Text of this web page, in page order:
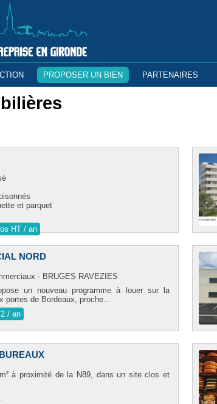
PROPOSER UN BIEN PARTENAIRES
et parquet
HT / an
NORD
- BRUGES RAVEZIES
un nouveau programme à louer sur la
portes de Bordeaux, proche...
/ an
à proximité de la N89, dans un site clos et